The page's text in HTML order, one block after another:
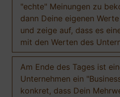
"echte" Meinungen zu
dann Deine eigenen
und zeige auf, dass es
mit den Werten des
Am Ende des Tages ist
Unternehmen ein
konkret, dass Dein